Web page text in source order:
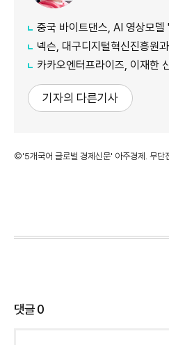
중국 바이트댄스, AI 영상모델 '시댄
넥슨, 대구디지털혁신진흥원과
카카오엔터프라이즈, 이재한
기자의 다른기사
©'5개국어 글로벌 경제신문' 아주경제. 무단
댓글0